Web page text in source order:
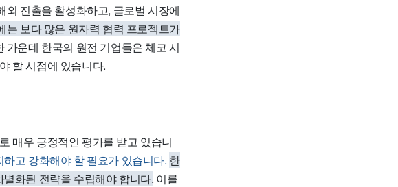
외 진출을 활성화하고, 글로벌 시장에
는 보다 많은 원자력 협력 프로젝트가
가운데 한국의 원전 기업들은 체코 시
할 시점에 있습니다.
매우 긍정적인 평가를 받고 있습니
고 강화해야 할 필요가 있습니다. 한
화된 전략을 수립해야 합니다. 이를